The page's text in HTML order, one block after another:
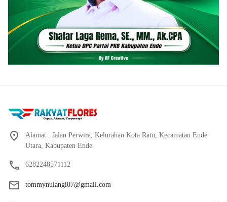
Alamat : Jalan Perwira, Kelurahan Kota Ratu, Kecamatan Ende
Utara, Kabupaten Ende.
6282248571112
tommynulangi07@gmail.com